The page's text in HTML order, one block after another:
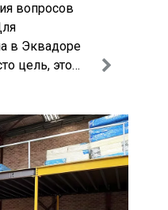
вопросов
в Эквадоре
цель, это
столкнулся